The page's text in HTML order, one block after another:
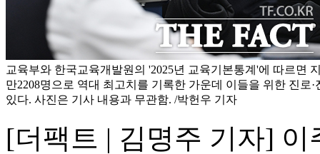
교육부와 한국교육개발원의 '2025년 교육기본통계'에 따르면
만2208명으로 역대 최고치를 기록한 가운데 이들을 위한 진로
있다. 사진은 기사 내용과 무관함. /박헌우 기자
[더팩트 | 김명주 기자]